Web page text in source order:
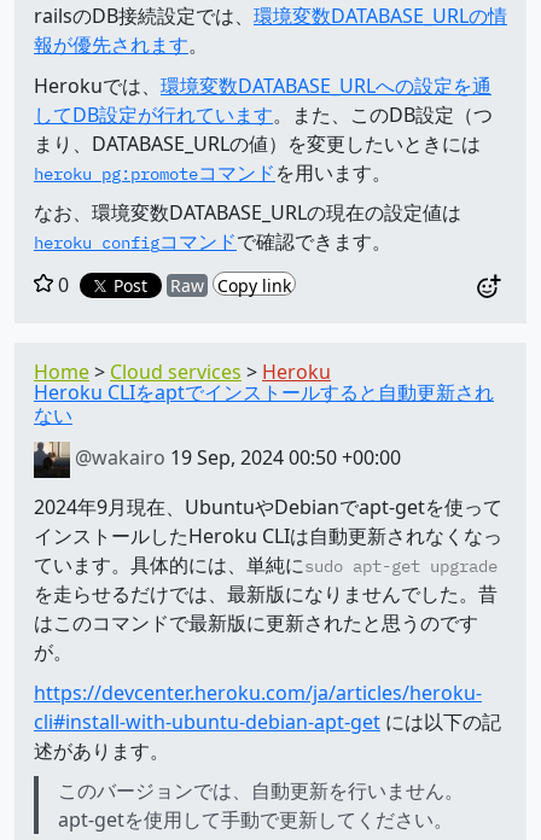
railsのDB接続設定では、 環境変数DATABASE_URLの情
報が優先されます。
Herokuでは、 環境変数DATABASE_URLへの設定を通
してDB設定が行れています。また、このDB設定（つ
まり、DATABASE_URLの値）を変更したいときには
heroku pg:promote​コマンドを用います。
なお、環境変数DATABASE_URLの現在の設定値は
heroku configコマンドで確認できます。
0
Post Raw Copy link
Home Cloud services Heroku
Heroku CLIをaptでインストールすると自動更新され
ない
@wakairo 19 Sep, 2024 00:50 +00:00
2024年9月現在、UbuntuやDebianでapt-getを使って
インストールしたHeroku CLIは自動更新されなくなっ
ています。具体的には、単純にsudo apt-get upgrade
を走らせるだけでは、最新版になりませんでした。昔
はこのコマンドで最新版に更新されたと思うのです
が。
https://devcenter.heroku.com/ja/articles/heroku-
cli#install-with-ubuntu-debian-apt-get には以下の記
述があります。
このバージョンでは、自動更新を行いません。
apt-get​を使用して手動で更新してください。